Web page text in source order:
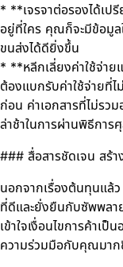
* **เจรจาต่อรองได้เป
อยู่ที่ใคร คุณก็จะมีข้อมูล
ขนส่งได้ดียิ่งขึ้น
* **หลีกเลี่ยงค่าใช้จ่าย
ต้องแบกรับค่าใช้จ่ายที่ไ
ก่อน ค่าเอกสารที่ไม่รว
ล่าช้าในการผ่านพิธีการ
### สื่อสารชัดเจน สร้
นอกจากเรื่องต้นทุนแล้
ที่ดีและยั่งยืนกับซัพพลา
เข้าใจเงื่อนไขการค้าเ
ความร่วมมือกับคุณมาก